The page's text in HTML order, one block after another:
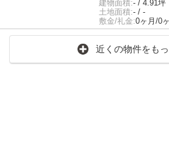
建物面積:- / 4.91坪
土地面積:- / -
敷金/礼金:0ヶ月/0
近くの物件をも